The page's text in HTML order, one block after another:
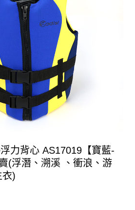
力背心 AS17019【寶藍-
(浮潛、溯溪 、衝浪、游
衣)